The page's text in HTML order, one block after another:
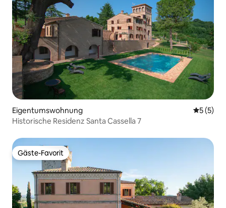
Eigentumswohnung
5 (5)
Historische Residenz Santa Cassella 7
Gäste-Favorit
Gäste-Favorit